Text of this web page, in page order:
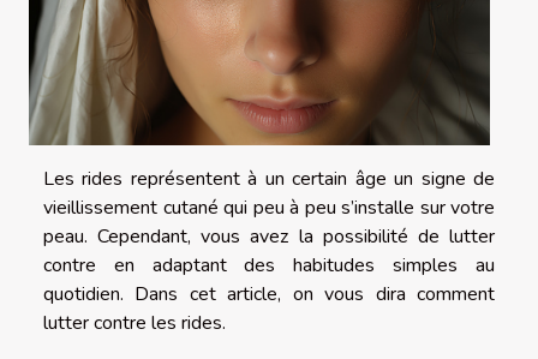
Les rides représentent à un certain âge un signe de
vieillissement cutané qui peu à peu s’installe sur votre
peau. Cependant, vous avez la possibilité de lutter
contre en adaptant des habitudes simples au
quotidien. Dans cet article, on vous dira comment
lutter contre les rides.